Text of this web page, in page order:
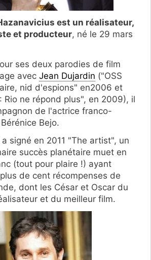
est un réalisateur,
et producteur, né le 29 mars
ses deux parodies de film
avec Jean Dujardin ("OSS
nid d'espions" en2006 et
Rio ne répond plus", en 2009), il
de l'actrice franco-
Bejo.
signé en 2011 "The artist", un
succès planétaire muet en
(tout pour plaire !) ayant
de cent récompenses de
dont les César et Oscar du
et du meilleur film.